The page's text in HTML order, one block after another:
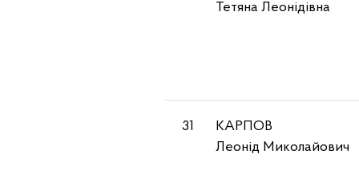
Тетяна Леонідівна
31
КАРПОВ
Леонід Миколайович